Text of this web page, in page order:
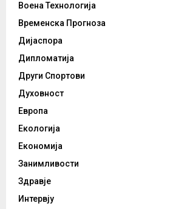
Воена Технологија
Временска Прогноза
Дијаспора
Дипломатија
Други Спортови
Духовност
Европа
Екологија
Економија
Занимливости
Здравје
Интервју